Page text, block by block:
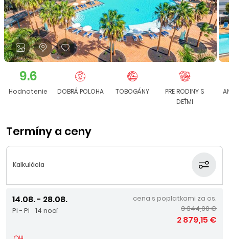
9.6
Hodnotenie DOBRÁ POLOHA TOBOGÁNY
PRE RODINY S
DEŤMI
Termíny a ceny
Kalkulácia
14.08. - 28.08.
Pi - Pi 14 nocí
cena s poplatkami za os.
3 344,00 €
2 879,15 €